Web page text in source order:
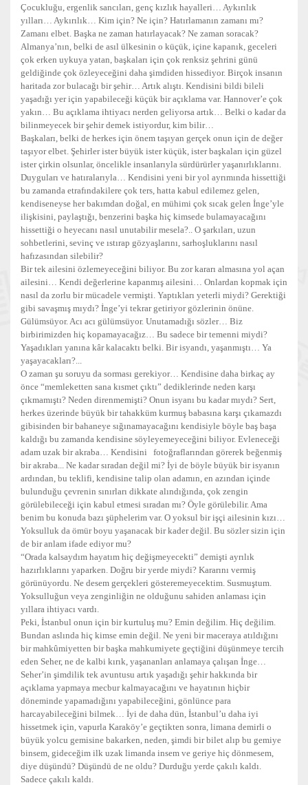
Çocukluğu, ergenlik sancıları, genç kızlık hayalleri… Aykırılık
yılları… Aykırılık… Kim için? Ne için? Hatırlamanın zamanı mı?
Zamanı elbet. Başka ne zaman hatırlayacak? Ne zaman soracak?
Almanya’nın, belki de asıl ülkesinin o küçük, içine kapanık, geceleri
çok erken uykuya yatan, başkaları için çok renksiz şehrini günü
geldiğinde çok özleyeceğini daha şimdiden hissediyor. Birçok insanın
haritada zor bulacağı bir şehir… Artık alıştı. Kendisini bildi bileli
yaşadığı yer için yapabileceği küçük bir açıklama var. Hannover’e çok
yakın… Bu açıklama ihtiyacı nerden geliyorsa artık… Belki o kadar da
bilinmeyecek bir şehir demek istiyordur, kim bilir…
Başkaları, belki de herkes için önem taşıyan gerçek onun için de değer
taşıyor elbet. Şehirler ister büyük ister küçük, ister başkaları için güzel
ister çirkin olsunlar, öncelikle insanlarıyla sürdürürler yaşanırlıklarını.
Duyguları ve hatıralarıyla… Kendisini yeni bir yol ayrımında hissettiği
bu zamanda etrafındakilere çok ters, hatta kabul edilemez gelen,
kendiseneyse her bakımdan doğal, en mühimi çok sıcak gelen İnge’yle
ilişkisini, paylaştığı, benzerini başka hiç kimsede bulamayacağını
hissettiği o heyecanı nasıl unutabilir mesela?.. O şarkıları, uzun
sohbetlerini, sevinç ve ıstırap gözyaşlarını, sarhoşluklarını nasıl
hafızasından silebilir?
Bir tek ailesini özlemeyeceğini biliyor. Bu zor kararı almasına yol açan
ailesini… Kendi değerlerine kapanmış ailesini… Onlardan kopmak için
nasıl da zorlu bir mücadele vermişti. Yaptıkları yeterli miydi? Gerektiği
gibi savaşmış mıydı? İnge’yi tekrar getiriyor gözlerinin önüne.
Gülümsüyor. Acı acı gülümsüyor. Unutamadığı sözler… Biz
birbirimizden hiç kopamayacağız… Bu sadece bir temenni miydi?
Yaşadıkları yanına kâr kalacaktı belki. Bir isyandı, yaşanmıştı… Ya
yaşayacakları?...
O zaman şu soruyu da sorması gerekiyor… Kendisine daha birkaç ay
önce “memleketten sana kısmet çıktı” dediklerinde neden karşı
çıkmamıştı? Neden direnmemişti? Onun isyanı bu kadar mıydı? Sert,
herkes üzerinde büyük bir tahakküm kurmuş babasına karşı çıkamazdı
gibisinden bir bahaneye sığınamayacağını kendisiyle böyle baş başa
kaldığı bu zamanda kendisine söyleyemeyeceğini biliyor. Evleneceği
adam uzak bir akraba… Kendisini fotoğraflarından görerek beğenmiş
bir akraba... Ne kadar sıradan değil mi? İyi de böyle büyük bir isyanın
ardından, bu teklifi, kendisine talip olan adamın, en azından içinde
bulunduğu çevrenin sınırları dikkate alındığında, çok zengin
görülebileceği için kabul etmesi sıradan mı? Öyle görülebilir. Ama
benim bu konuda bazı şüphelerim var. O yoksul bir işçi ailesinin kızı…
Yoksulluk da ömür boyu yaşanacak bir kader değil. Bu sözler sizin için
de bir anlam ifade ediyor mu?
“Orada kalsaydım hayatım hiç değişmeyecekti” demişti ayrılık
hazırlıklarını yaparken. Doğru bir yerde miydi? Kararını vermiş
görünüyordu. Ne desem gerçekleri gösteremeyecektim. Susmuştum.
Yoksulluğun veya zenginliğin ne olduğunu sahiden anlaması için
yıllara ihtiyacı vardı.
Peki, İstanbul onun için bir kurtuluş mu? Emin değilim. Hiç değilim.
Bundan aslında hiç kimse emin değil. Ne yeni bir maceraya atıldığını
bir mahkûmiyetten bir başka mahkumiyete geçtiğini düşünmeye tercih
eden Seher, ne de kalbi kırık, yaşananları anlamaya çalışan İnge…
Seher’in şimdilik tek avuntusu artık yaşadığı şehir hakkında bir
açıklama yapmaya mecbur kalmayacağını ve hayatının hiçbir
döneminde yapamadığını yapabileceğini, gönlünce para
harcayabileceğini bilmek… İyi de daha dün, İstanbul’u daha iyi
hissetmek için, vapurla Karaköy’e geçtikten sonra, limana demirli o
büyük yolcu gemisine bakarken, neden, şimdi bir bilet alıp bu gemiye
binsem, gideceğim ilk uzak limanda insem ve geriye hiç dönmesem,
diye düşündü? Düşündü de ne oldu? Durduğu yerde çakılı kaldı.
Sadece çakılı kaldı.